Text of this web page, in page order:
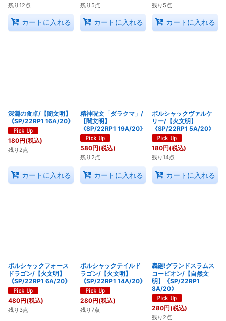
残り12点
カートに入れる
残り5点
カートに入れる
残り5点
カートに入れる
深淵の食卓/【闇文明】
《SP/22RP1 16A/20》
180円(税込)
残り2点
カートに入れる
精神呪文「ダラクマ」/
【闇文明】
《SP/22RP1 19A/20》
580円(税込)
残り2点
カートに入れる
ボルシャックヴァルケ
リー/【火文明】
《SP/22RP1 5A/20》
180円(税込)
残り14点
カートに入れる
ボルシャックフォース
ドラゴン/【火文明】
《SP/22RP1 6A/20》
480円(税込)
残り3点
ボルシャックテイルド
ラゴン/【火文明】
《SP/22RP1 14A/20》
280円(税込)
残り7点
轟廻!グランドスラムス
コーピオン/【自然文
明】《SP/22RP1
8A/20》
280円(税込)
残り2点